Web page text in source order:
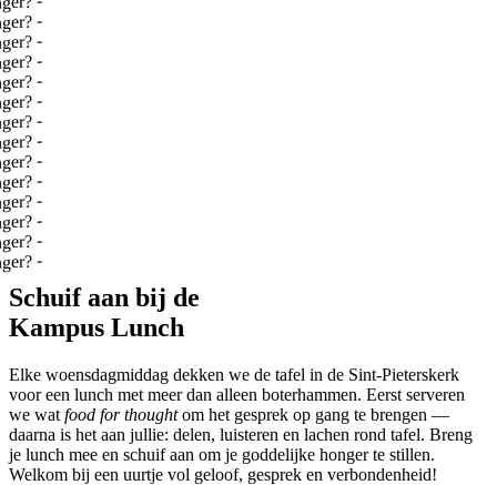
honger?
honger?
honger?
honger?
honger?
honger?
honger?
honger?
honger?
honger?
honger?
honger?
honger?
Schuif aan bij de
Kampus Lunch
Elke woensdagmiddag dekken we de tafel in de Sint-Pieterskerk
voor een lunch met meer dan alleen boterhammen. Eerst serveren
we wat food for thoughtom het gesprek op gang te brengen —
daarna is het aan jullie: delen, luisteren en lachen rond tafel. Breng
je lunch mee en schuif aan om je goddelijke honger te stillen.
Welkom bij een uurtje vol geloof, gesprek en verbondenheid!